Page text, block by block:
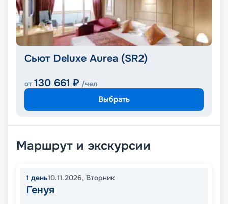
Сьют Deluxe Aurea (SR2)
от 130 661 ₽ /чел
Выбрать
Маршрут и экскурсии
1 день10.11.2026, Вторник
Генуя